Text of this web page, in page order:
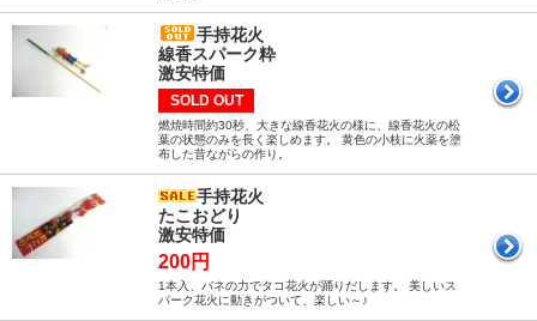
手持花火
線香スパーク粋
激安特価
SOLD OUT
燃焼時間約30秒、大きな線香花火の様に、線香花火の松
葉の状態のみを長く楽しめます。 黄色の小枝に火薬を塗
布した昔ながらの作り。
手持花火
たこおどり
激安特価
200円
1本入、バネの力でタコ花火が踊りだします。 美しいス
パーク花火に動きがついて、楽しい～♪